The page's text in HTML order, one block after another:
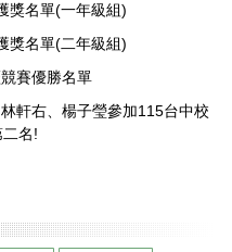
獎名單(一年級組)
獎名單(二年級組)
賽優勝名單
軒右、楊子瑩參加115台中校
名!